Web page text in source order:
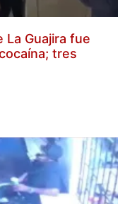
La Guajira fue
tres